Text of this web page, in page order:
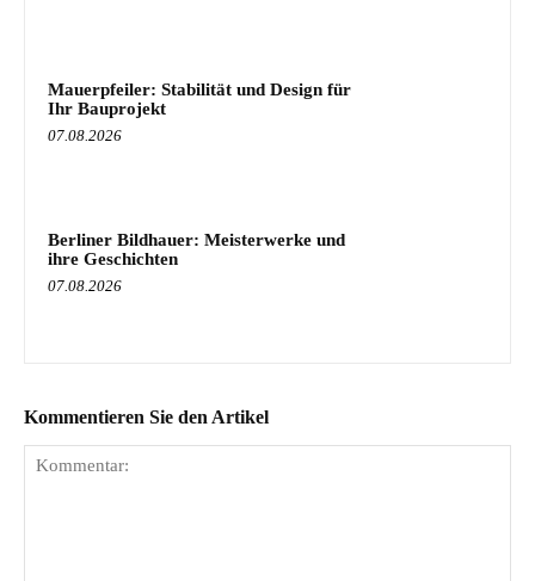
Mauerpfeiler: Stabilität und Design für
Ihr Bauprojekt
07.08.2026
Berliner Bildhauer: Meisterwerke und
ihre Geschichten
07.08.2026
Kommentieren Sie den Artikel